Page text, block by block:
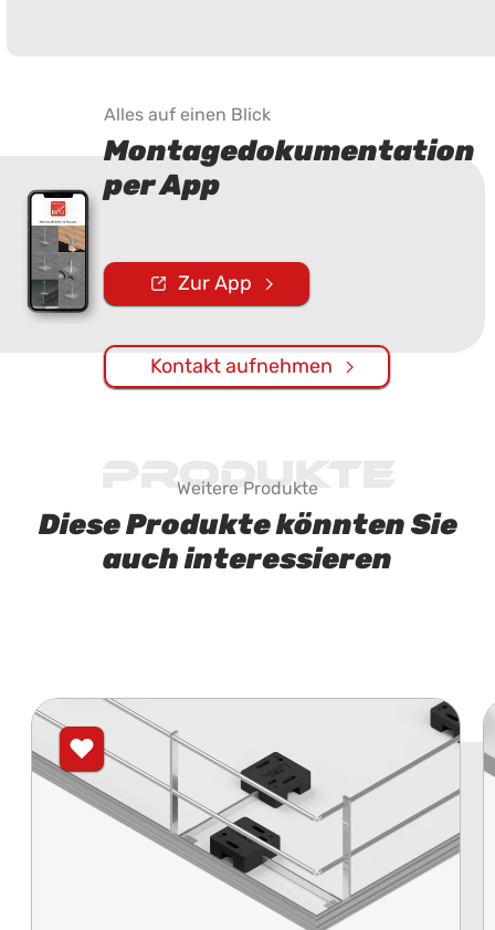
Alles auf einen Blick
Montagedokumentation
per App
Zur App
Kontakt aufnehmen
Produkte
Weitere Produkte
Diese Produkte könnten Sie
auch interessieren